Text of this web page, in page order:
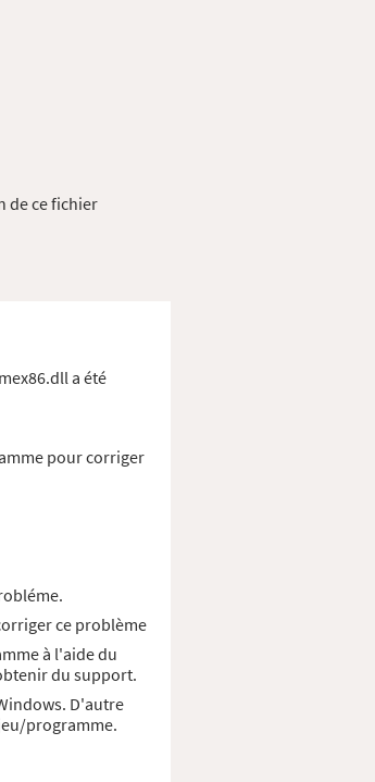
de ce fichier
a été
pour corriger
ce problème
à l'aide du
du support.
D'autre
programme.